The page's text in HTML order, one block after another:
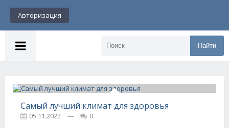
Авторизация
Найти
Самый лучший климат для здоровья
05.11.2022 ---
0